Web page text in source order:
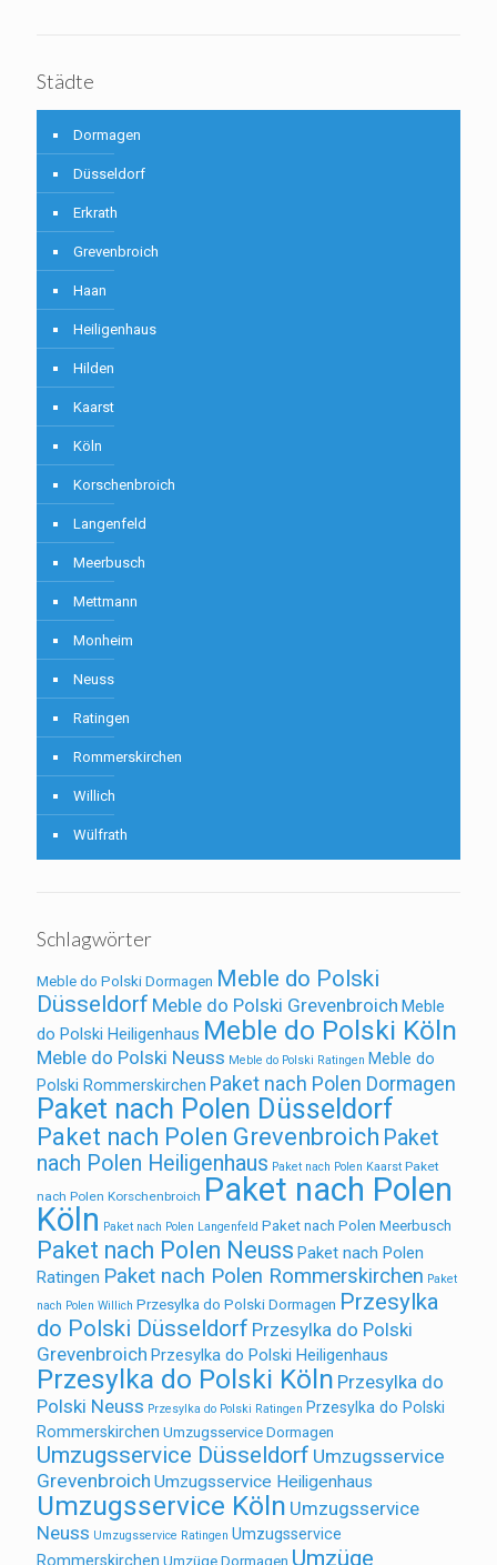
Städte
Dormagen
Düsseldorf
Erkrath
Grevenbroich
Haan
Heiligenhaus
Hilden
Kaarst
Köln
Korschenbroich
Langenfeld
Meerbusch
Mettmann
Monheim
Neuss
Ratingen
Rommerskirchen
Willich
Wülfrath
Schlagwörter
Meble do Polski Dormagen Meble do Polski
Düsseldorf Meble do Polski Grevenbroich Meble
do Polski Heiligenhaus Meble do Polski Köln
Meble do Polski Neuss Meble do Polski Ratingen Meble do
Polski Rommerskirchen Paket nach Polen Dormagen
Paket nach Polen Düsseldorf
Paket nach Polen Grevenbroich Paket
nach Polen Heiligenhaus Paket nach Polen Kaarst Paket
nach Polen Korschenbroich Paket nach Polen
Köln Paket nach Polen Langenfeld Paket nach Polen Meerbusch
Paket nach Polen Neuss Paket nach Polen
Ratingen Paket nach Polen Rommerskirchen Paket
nach Polen Willich Przesylka do Polski Dormagen Przesylka
do Polski Düsseldorf Przesylka do Polski
Grevenbroich Przesylka do Polski Heiligenhaus
Przesylka do Polski Köln Przesylka do
Polski Neuss Przesylka do Polski Ratingen Przesylka do Polski
Rommerskirchen Umzugsservice Dormagen
Umzugsservice Düsseldorf Umzugsservice
Grevenbroich Umzugsservice Heiligenhaus
Umzugsservice Köln Umzugsservice
Neuss Umzugsservice Ratingen Umzugsservice
Rommerskirchen Umzüge Dormagen Umzüge